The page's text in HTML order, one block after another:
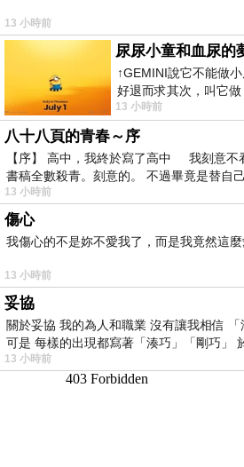
13 小時前
尿尿小童和血尿的
↑GEMINI說它不能做
好退而求其次，叫它
年人臉孔」的畫了。 六
13 小時前
八十八頁的青春～序
【序】 高中，我終於寫了高中 我刻意不
書稿全數殺青。刻意的。 不過畢竟是替自
13 小時前
傷心
我傷心的不是妳不愛我了，而是我竟然這麼
13 小時前
妥協
關於妥協 我的為人和職業 沒有讓我相信
可是 每樣的出現都寫著「湊巧」「剛巧」
13 小時前